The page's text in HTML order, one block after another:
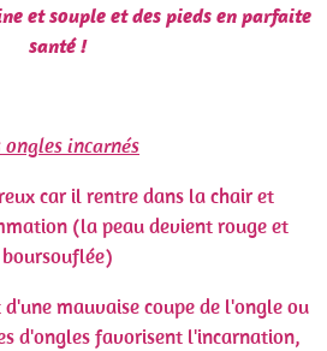
et souple et des pieds en parfaite
santé !
ongles incarnés
car il rentre dans la chair et
(la peau devient rouge et
boursouflée)
mauvaise coupe de l'ongle ou
d'ongles favorisent l'incarnation,